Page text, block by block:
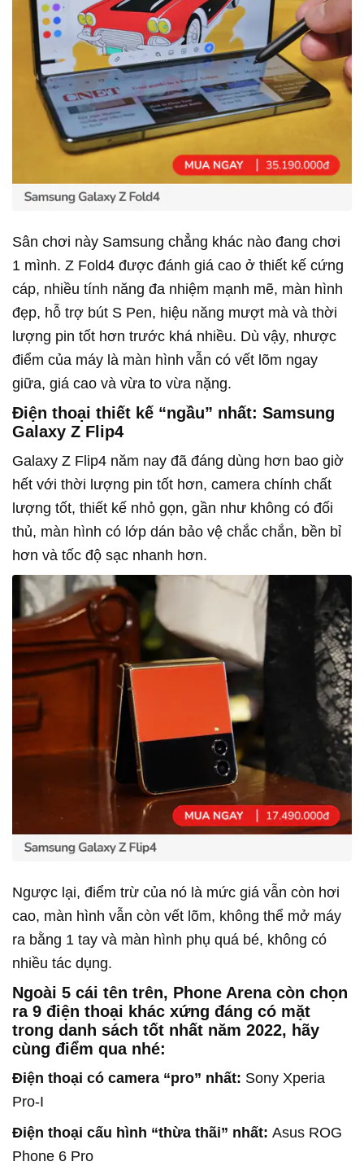
Sân chơi này Samsung chẳng khác nào đang chơi
1 mình. Z Fold4 được đánh giá cao ở thiết kế cứng
cáp, nhiều tính năng đa nhiệm mạnh mẽ, màn hình
đẹp, hỗ trợ bút S Pen, hiệu năng mượt mà và thời
lượng pin tốt hơn trước khá nhiều. Dù vậy, nhược
điểm của máy là màn hình vẫn có vết lõm ngay
giữa, giá cao và vừa to vừa nặng.
Điện thoại thiết kế “ngầu” nhất: Samsung
Galaxy Z Flip4
Galaxy Z Flip4 năm nay đã đáng dùng hơn bao giờ
hết với thời lượng pin tốt hơn, camera chính chất
lượng tốt, thiết kế nhỏ gọn, gần như không có đối
thủ, màn hình có lớp dán bảo vệ chắc chắn, bền bỉ
hơn và tốc độ sạc nhanh hơn.
Ngược lại, điểm trừ của nó là mức giá vẫn còn hơi
cao, màn hình vẫn còn vết lõm, không thể mở máy
ra bằng 1 tay và màn hình phụ quá bé, không có
nhiều tác dụng.
Ngoài 5 cái tên trên, Phone Arena còn chọn
ra 9 điện thoại khác xứng đáng có mặt
trong danh sách tốt nhất năm 2022, hãy
cùng điểm qua nhé:
Điện thoại có camera “pro” nhất: Sony Xperia
Pro-I
Điện thoại cấu hình “thừa thãi” nhất: Asus ROG
Phone 6 Pro